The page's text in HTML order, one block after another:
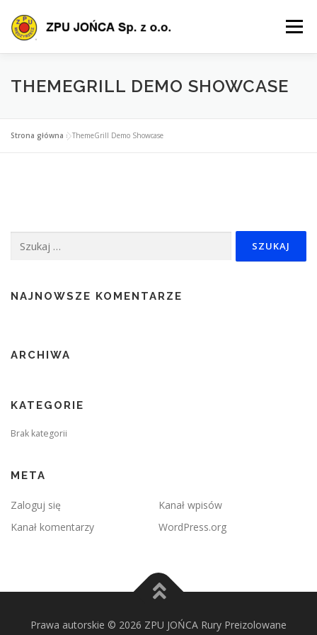
treści
Menu
O FIRMIE OFERTA PRODUKTY SZKOLENIA
CERTYFIKACJA POBIERZ
THEMEGRILL DEMO SHOWCASE
Strona główna »ThemeGrill Demo Showcase
NAJNOWSZE KOMENTARZE
ARCHIWA
KATEGORIE
Brak kategorii
META
Zaloguj się
Kanał wpisów
Kanał komentarzy
WordPress.org
Prawa autorskie © 2026 ZPU JOŃCA Rury Preizolowane